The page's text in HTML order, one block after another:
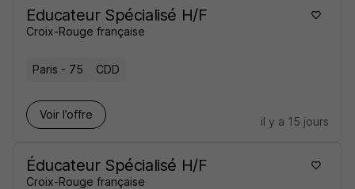
Educateur Spécialisé H/F
Croix-Rouge française
Paris - 75 CDD
Voir l’offre
il y a 15 jours
Éducateur Spécialisé H/F
Croix-Rouge française